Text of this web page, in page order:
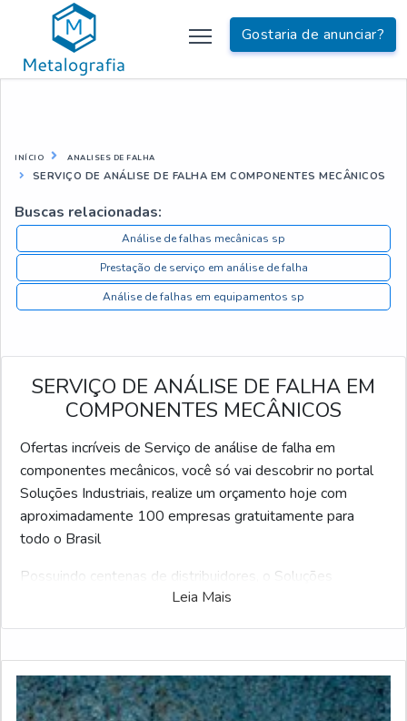
Gostaria de anunciar?
INÍCIO ANALISES DE FALHA
SERVIÇO DE ANÁLISE DE FALHA EM COMPONENTES MECÂNICOS
Buscas relacionadas:
Análise de falhas mecânicas sp
Prestação de serviço em análise de falha
Análise de falhas em equipamentos sp
SERVIÇO DE ANÁLISE DE FALHA EM
COMPONENTES MECÂNICOS
Ofertas incríveis de Serviço de análise de falha em
componentes mecânicos, você só vai descobrir no portal
Soluções Industriais, realize um orçamento hoje com
aproximadamente 100 empresas gratuitamente para
todo o Brasil
Possuindo centenas de distribuidores, o Soluções
Industriais é o portal business to business mais interativo
anuciantes logo abaixo:
Leia Mais